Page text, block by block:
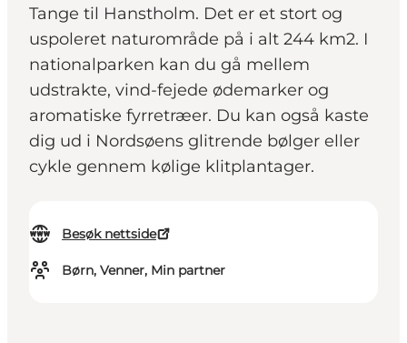
Tange til Hanstholm. Det er et stort og
uspoleret naturområde på i alt 244 km2. I
nationalparken kan du gå mellem
udstrakte, vind-fejede ødemarker og
aromatiske fyrretræer. Du kan også kaste
dig ud i Nordsøens glitrende bølger eller
cykle gennem kølige klitplantager.
Besøk nettside
Børn, Venner, Min partner